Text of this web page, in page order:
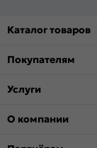
Каталог товаров
Покупателям
Услуги
О компании